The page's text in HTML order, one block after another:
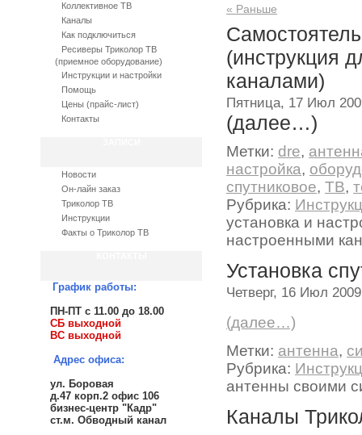
« Раньше
(инструкция
каналами)
Пятница, 17 Июл
(далее…)
Метки: dre,
настройка,
спутниковое, ТВ,
Рубрика:
установка и
настроенными
Установка
Четверг, 16 Июл 2009
(далее…)
Метки: антенна,
Рубрика:
антенны своими
Каналы
Коллективное ТВ
Каналы
Как подключиться
Ресиверы Триколор ТВ
(приемное оборудование)
Инструкции и настройки
Помощь
Цены (прайс-лист)
Контакты
Новости
Он-лайн заказ
Триколор ТВ
Инструкции
Факты о Триколор ТВ
График работы:
ПН-ПТ с 11.00 до 18.00
СБ выходной
ВС выходной
Адрес офиса:
ул. Боровая
д.47 корп.2 офис 106
бизнес-центр "Кадр"
ст.м. Обводный канал